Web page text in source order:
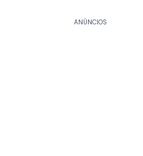
ANÚNCIOS